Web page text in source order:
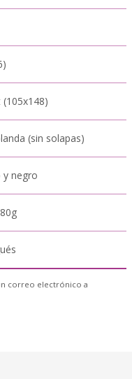
(105x148)
(sin solapas)
y negro
correo electrónico a